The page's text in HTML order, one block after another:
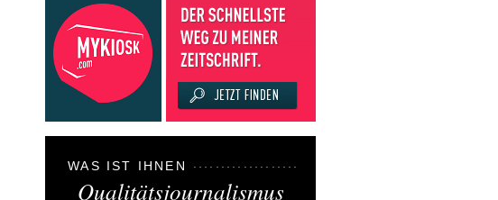
WAS IST IHNEN
Qualitätsjournalismus